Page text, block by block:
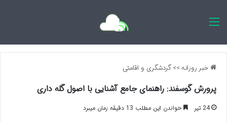
خبر روزانه>>گردشگری و اقامتی
پرورش گوسفند: راهنمای جامع آشنایی با اصول گله داری
24 تیر خواندن این مطلب 13 دقیقه زمان میبرد